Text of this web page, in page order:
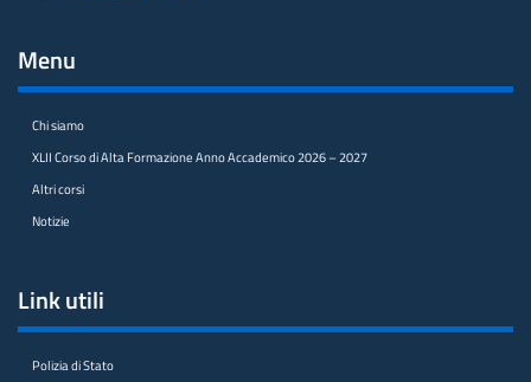
Menu
Chi siamo
XLII Corso di Alta Formazione Anno Accademico 2026 – 2027
Altri corsi
Notizie
Link utili
Polizia di Stato